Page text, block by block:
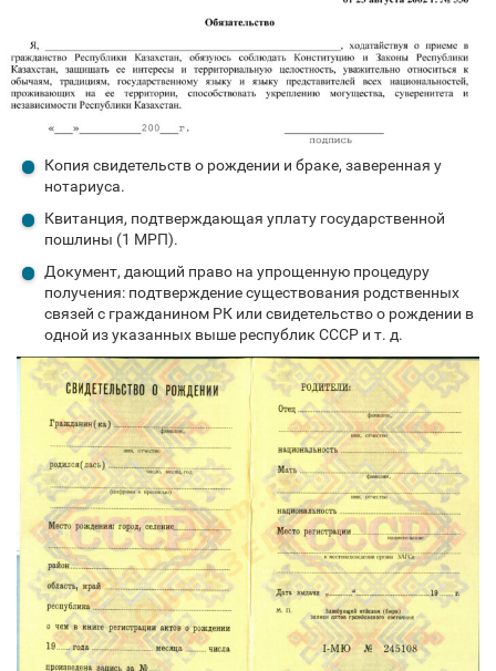
Копия свидетельств о рождении и браке, заверенная у
нотариуса.
Квитанция, подтверждающая уплату государственной
пошлины (1 МРП).
Документ, дающий право на упрощенную процедуру
получения: подтверждение существования родственных
связей с гражданином РК или свидетельство о рождении в
одной из указанных выше республик СССР и т. д.